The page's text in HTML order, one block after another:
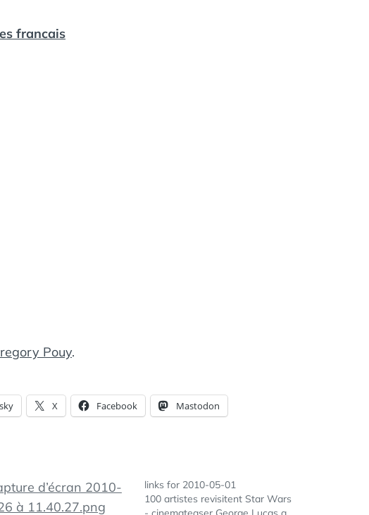
francais
Pouy.
X Facebook Mastodon
links for 2010-05-01
100 artistes revisitent Star Wars